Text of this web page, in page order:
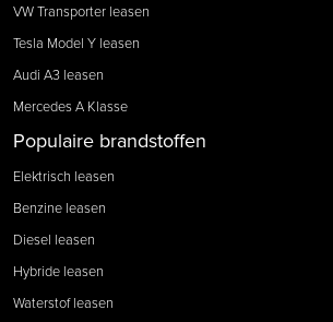
VW Transporter leasen
Tesla Model Y leasen
Audi A3 leasen
Mercedes A Klasse
Populaire brandstoffen
Elektrisch leasen
Benzine leasen
Diesel leasen
Hybride leasen
Waterstof leasen